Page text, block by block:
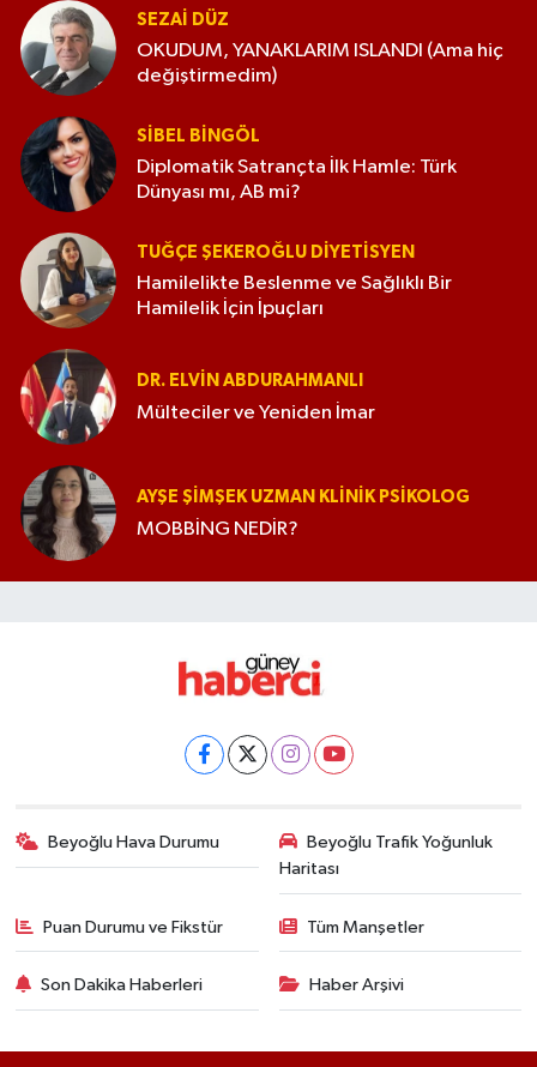
SEZAI DÜZ
OKUDUM, YANAKLARIM ISLANDI (Ama hiç
değiştirmedim)
SIBEL BINGÖL
Diplomatik Satrançta İlk Hamle: Türk
Dünyası mı, AB mi?
TUĞÇE ŞEKEROĞLU DIYETISYEN
Hamilelikte Beslenme ve Sağlıklı Bir
Hamilelik İçin İpuçları
DR. ELVIN ABDURAHMANLI
Mülteciler ve Yeniden İmar
AYŞE ŞIMŞEK UZMAN KLINIK PSIKOLOG
MOBBİNG NEDİR?
Beyoğlu Hava Durumu
Beyoğlu Trafik Yoğunluk
Haritası
Puan Durumu ve Fikstür Tüm Manşetler
Son Dakika Haberleri Haber Arşivi